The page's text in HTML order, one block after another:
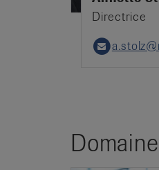
Directrice
Email